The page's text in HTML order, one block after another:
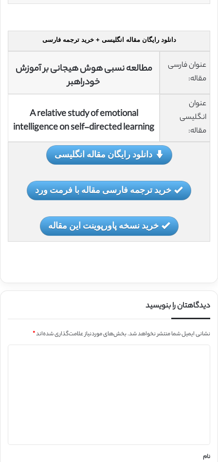
دانلود رایگان مقاله انگلیسی + خرید ترجمه فارسی
عنوان فارسی
مقاله:
مطالعه نسبی هوش هیجانی بر آموزش
خودراهبر
عنوان
انگلیسی
مقاله:
A relative study of emotional
intelligence on self-directed learning
دانلود رایگان مقاله انگلیسی
خرید ترجمه فارسی مقاله با فرمت ورد
خرید نسخه پاورپوینت این مقاله
دیدگاهتان را بنویسید
نشانی ایمیل شما منتشر نخواهد شد.بخش‌های موردنیاز علامت‌گذاری شده‌اند*
نام